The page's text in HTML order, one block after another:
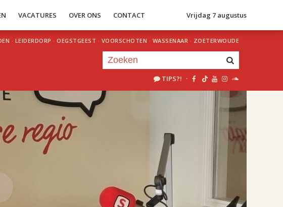
VACATURES OVER ONS CONTACT Vrijdag 7 augustus
· LEIDERDORP · OEGSTGEEST · VOORSCHOTEN · WASSENAAR · ZOETERWOUDE
TIPS?! ·
uur 1 van 2
Volgend uur